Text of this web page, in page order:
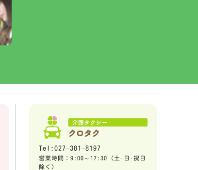
Tel:027-381-8197
営業時間：9:00～17:30 (土･日･祝日
除く)